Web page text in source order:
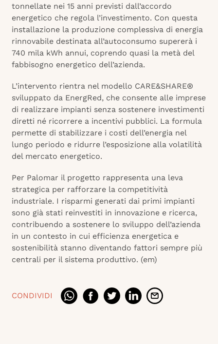
tonnellate nei 15 anni previsti dall’accordo
energetico che regola l’investimento. Con questa
installazione la produzione complessiva di energia
rinnovabile destinata all’autoconsumo supererà i
740 mila kWh annui, coprendo quasi la metà del
fabbisogno energetico dell’azienda.
L’intervento rientra nel modello CARE&SHARE®
sviluppato da EnergRed, che consente alle imprese
di realizzare impianti senza sostenere investimenti
diretti né ricorrere a incentivi pubblici. La formula
permette di stabilizzare i costi dell’energia nel
lungo periodo e ridurre l’esposizione alla volatilità
del mercato energetico.
Per Palomar il progetto rappresenta una leva
strategica per rafforzare la competitività
industriale. I risparmi generati dai primi impianti
sono già stati reinvestiti in innovazione e ricerca,
contribuendo a sostenere lo sviluppo dell’azienda
in un contesto in cui efficienza energetica e
sostenibilità stanno diventando fattori sempre più
centrali per il sistema produttivo. (em)
CONDIVIDI